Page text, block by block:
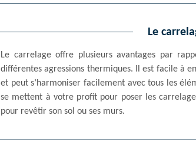
Le
Le carrelage offre plusieurs avantages par
différentes agressions thermiques. Il est facile à
et peut s’harmoniser facilement avec tous les
se mettent à votre profit pour poser les
pour revêtir son sol ou ses murs.